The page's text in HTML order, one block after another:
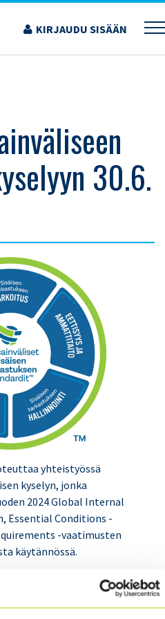
KIRJAUDU SISÄÄN
STANDARDS-KYSELYYN 30.6.
30.6.
yhteistyössä
kyselyn, jonka
2024 Global Internal
Essential Conditions -
-vaatimusten
käytännössä.
julkinen raportti,
standardien